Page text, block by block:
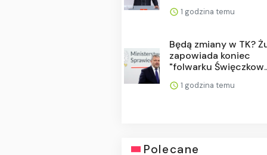
1 godzina temu
Będą zmiany w TK?
zapowiada koniec
"folwarku
1 godzina temu
Polecane